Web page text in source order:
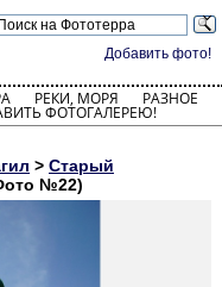
Добавить фото!
РЕКИ, МОРЯ РАЗНОЕ
ФОТОГАЛЕРЕЮ!
> Старый
№22)